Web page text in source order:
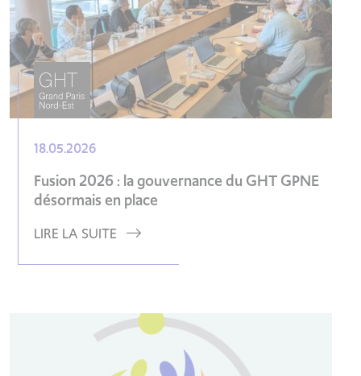
18.05.2026
Fusion 2026 : la gouvernance du GHT GPNE
désormais en place
LIRE LA SUITE